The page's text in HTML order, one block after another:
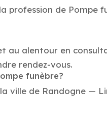
profession de
alentour en
rendez-vous.
funèbre?
ville de Randogne —